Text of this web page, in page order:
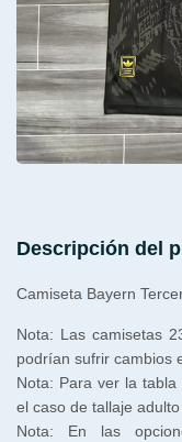
Descripción del
Camiseta Bayern
Nota: Las camisetas
podrían sufrir cambios
Nota: Para ver la
el caso de tallaje
Nota: En las